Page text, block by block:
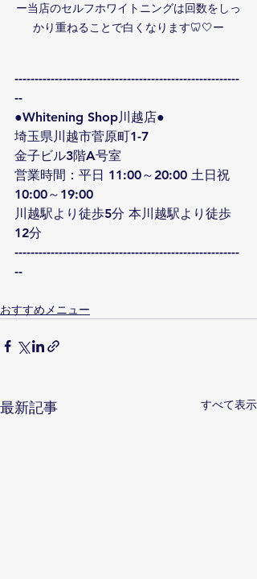
ー当店のセルフホワイトニングは回数をしっ
かり重ねることで白くなります🦷🤍ー
--------------------------------------------------------
--
●Whitening Shop川越店●
埼玉県川越市菅原町1-7
金子ビル3階A号室
営業時間：平日 11:00～20:00 土日祝
10:00～19:00
川越駅より徒歩5分 本川越駅より徒歩
12分
--------------------------------------------------------
--
おすすめメニュー
最新記事 すべて表示